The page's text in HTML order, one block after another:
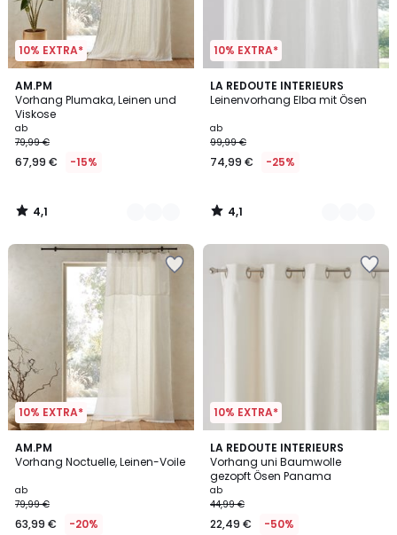
10% EXTRA*
AM.PM
Vorhang Plumaka, Leinen und
Viskose
ab
79,99 €
67,99 € -15%
4,1
/ 5
2
Farben
4,1
/
10% EXTRA*
LA REDOUTE INTERIEURS
Leinenvorhang Elba mit Ösen
ab
99,99 €
74,99 € -25%
4,1
/ 5
4
Farben
4,1
/
10% EXTRA*
AM.PM
Vorhang Noctuelle, Leinen-Voile
ab
79,99 €
63,99 € -20%
4,2
/ 5
3
Farben
10% EXTRA*
LA REDOUTE INTERIEURS
Vorhang uni Baumwolle
gezopft Ösen Panama
ab
44,99 €
22,49 € -50%
4,1
/ 5
3
Farben